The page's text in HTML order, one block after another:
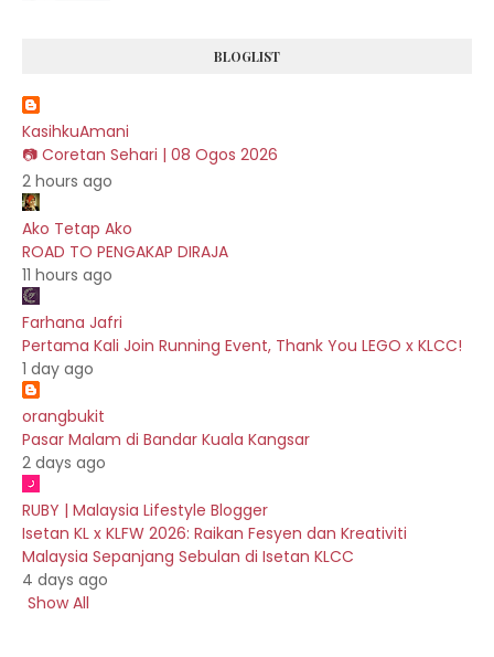
BLOGLIST
KasihkuAmani
📷 Coretan Sehari | 08 Ogos 2026
2 hours ago
Ako Tetap Ako
ROAD TO PENGAKAP DIRAJA
11 hours ago
Farhana Jafri
Pertama Kali Join Running Event, Thank You LEGO x KLCC!
1 day ago
orangbukit
Pasar Malam di Bandar Kuala Kangsar
2 days ago
RUBY | Malaysia Lifestyle Blogger
Isetan KL x KLFW 2026: Raikan Fesyen dan Kreativiti
Malaysia Sepanjang Sebulan di Isetan KLCC
4 days ago
Show All